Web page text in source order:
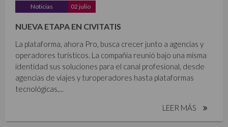
Noticias 02 julio
NUEVA ETAPA EN CIVITATIS
La plataforma, ahora Pro, busca crecer junto a agencias y
operadores turísticos. La compañía reunió bajo una misma
identidad sus soluciones para el canal profesional, desde
agencias de viajes y turoperadores hasta plataformas
tecnológicas,...
LEER MÁS